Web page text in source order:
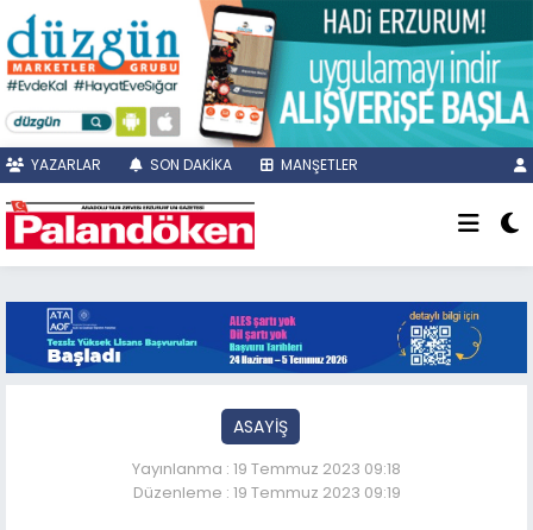
YAZARLAR SON DAKİKA MANŞETLER
ASAYİŞ
Yayınlanma : 19 Temmuz 2023 09:18
Düzenleme : 19 Temmuz 2023 09:19